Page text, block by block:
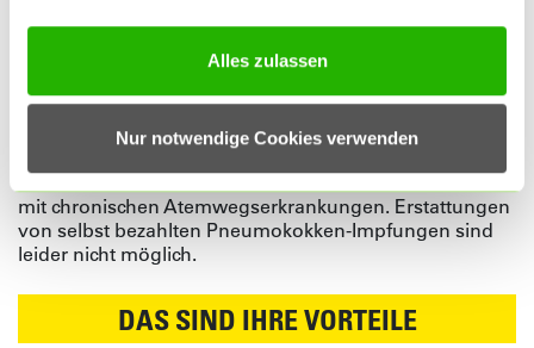
Alles zulassen
Nur notwendige Cookies verwenden
*Aktuell:Die über die Gesundheitskarte
abgerechnete Leistung derPneumokokken-
mit chronischen Atemwegserkrankungen. Erstattungen
von selbst bezahlten Pneumokokken-Impfungen sind
leider nicht möglich.
DAS SIND IHRE VORTEILE